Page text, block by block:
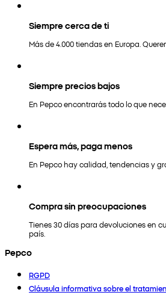
Siempre cerca de ti
Más de 4.000 tiendas en Europa.
Siempre precios bajos
En Pepco encontrarás todo lo que
Espera más, paga menos
En Pepco hay calidad, tendencias y
Compra sin preocupaciones
Tienes 30 días para devoluciones en
país.
Pepco
RGPD
Cláusula informativa sobre el